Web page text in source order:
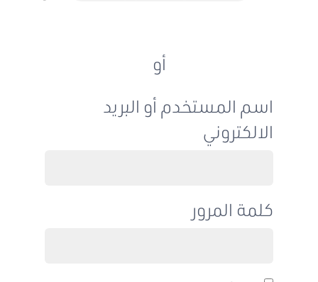
اسم المستخدم أو البريد
الالكتروني
كلمة المرور